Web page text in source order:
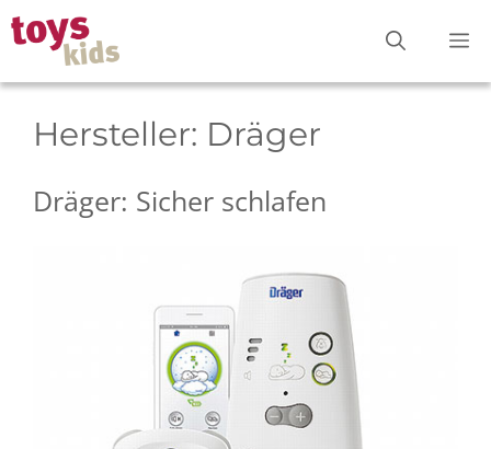
Zum
Inhalt
springen
Hersteller: Dräger
Dräger: Sicher schlafen